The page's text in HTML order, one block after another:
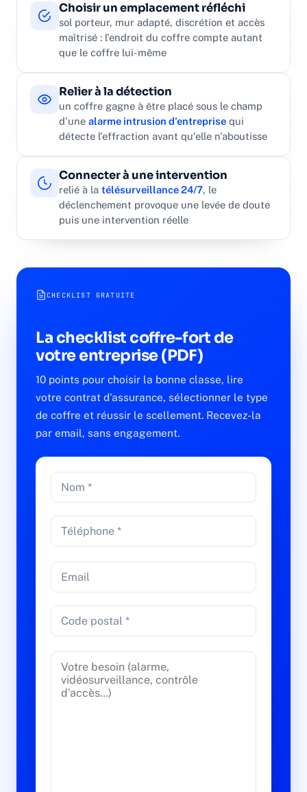
Choisir un emplacement réfléchi
sol porteur, mur adapté, discrétion et accès
maîtrisé : l'endroit du coffre compte autant
que le coffre lui-même
Relier à la détection
un coffre gagne à être placé sous le champ
d'une alarme intrusion d'entreprise qui
détecte l'effraction avant qu'elle n'aboutisse
Connecter à une intervention
relié à la télésurveillance 24/7, le
déclenchement provoque une levée de doute
puis une intervention réelle
CHECKLIST GRATUITE
La checklist coffre-fort de
votre entreprise (PDF)
10 points pour choisir la bonne classe, lire
votre contrat d'assurance, sélectionner le type
de coffre et réussir le scellement. Recevez-la
par email, sans engagement.